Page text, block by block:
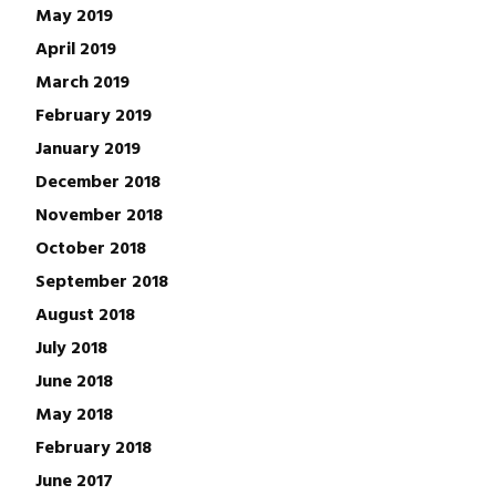
May 2019
April 2019
March 2019
February 2019
January 2019
December 2018
November 2018
October 2018
September 2018
August 2018
July 2018
June 2018
May 2018
February 2018
June 2017